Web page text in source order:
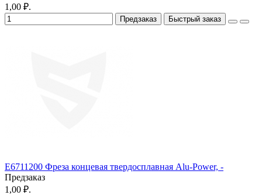
1,00 ₽.
Предзаказ Быстрый заказ
E6711200 Фреза концевая твердосплавная Alu-Power, -
Предзаказ
1,00 ₽.